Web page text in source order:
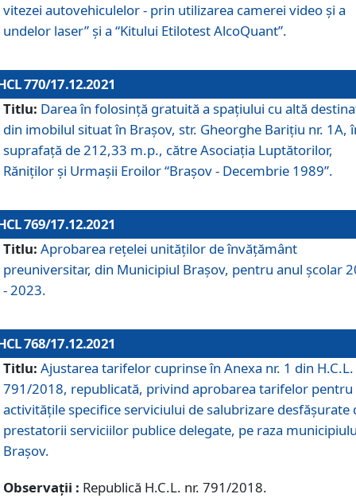
vitezei autovehiculelor - prin utilizarea camerei video și a
undelor laser” și a “Kitului Etilotest AlcoQuant”.
770/17.12.2021
Titlu: Darea în folosinţă gratuită a spaţiului cu altă
din imobilul situat în Braşov, str. Gheorghe Bariţiu nr. 1A,
suprafaţă de 212,33 m.p., către Asociaţia Luptătorilor,
Răniţilor şi Urmaşii Eroilor “Braşov - Decembrie 1989”.
769/17.12.2021
Titlu: Aprobarea reţelei unităţilor de învăţământ
preuniversitar, din Municipiul Braşov, pentru anul şcolar
- 2023.
768/17.12.2021
Titlu: Ajustarea tarifelor cuprinse în Anexa nr. 1 din H.C.L.
791/2018, republicată, privind aprobarea tarifelor pentru
activităţile specifice serviciului de salubrizare desfăşurate
prestatorii serviciilor publice delegate, pe raza
Braşov.
Observații : Republică H.C.L. nr. 791/2018.